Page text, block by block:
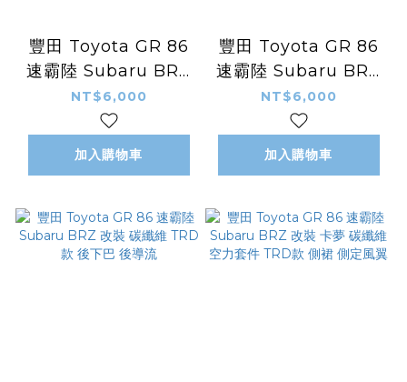
豐田 Toyota GR 86
速霸陸 Subaru BRZ
改裝 卡夢 碳纖維 空力
套件 TRD-1款 尾翼 擾
流板
NT$6,000
加入購物車
豐田 Toyota GR 86
速霸陸 Subaru BRZ
改裝 卡夢 碳纖維 空力
套件 TRD款 尾翼 擾
流板
NT$6,000
加入購物車